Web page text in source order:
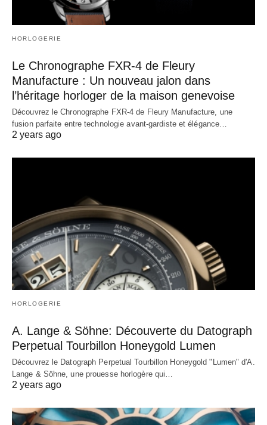
HORLOGERIE
Le Chronographe FXR-4 de Fleury
Manufacture : Un nouveau jalon dans
l’héritage horloger de la maison genevoise
Découvrez le Chronographe FXR-4 de Fleury Manufacture, une
fusion parfaite entre technologie avant-gardiste et élégance…
2 years ago
HORLOGERIE
A. Lange & Söhne: Découverte du Datograph
Perpetual Tourbillon Honeygold Lumen
Découvrez le Datograph Perpetual Tourbillon Honeygold "Lumen" d'A.
Lange & Söhne, une prouesse horlogère qui…
2 years ago